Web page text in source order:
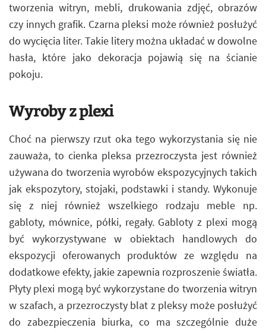
tworzenia witryn, mebli, drukowania zdjęć, obrazów
czy innych grafik. Czarna pleksi może również posłużyć
do wycięcia liter. Takie litery można układać w dowolne
hasła, które jako dekoracja pojawią się na ścianie
pokoju.
Wyroby z plexi
Choć na pierwszy rzut oka tego wykorzystania się nie
zauważa, to cienka pleksa przezroczysta jest również
używana do tworzenia wyrobów ekspozycyjnych takich
jak ekspozytory, stojaki, podstawki i standy. Wykonuje
się z niej również wszelkiego rodzaju meble np.
gabloty, mównice, półki, regały. Gabloty z plexi mogą
być wykorzystywane w obiektach handlowych do
ekspozycji oferowanych produktów ze względu na
dodatkowe efekty, jakie zapewnia rozproszenie światła.
Płyty plexi mogą być wykorzystane do tworzenia witryn
w szafach, a przezroczysty blat z pleksy może posłużyć
do zabezpieczenia biurka, co ma szczególnie duże